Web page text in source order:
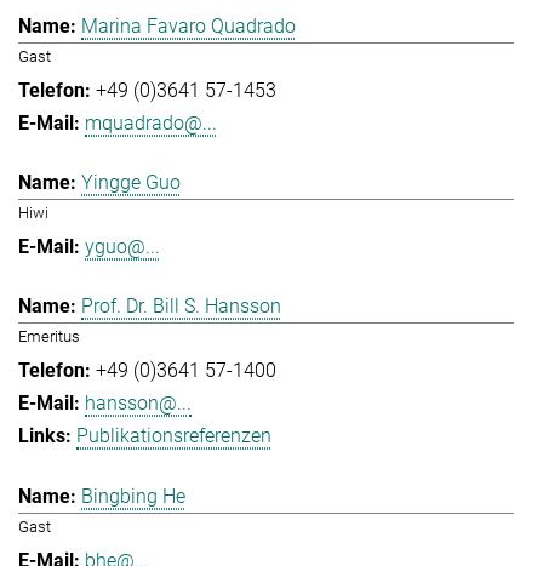
Marina Favaro Quadrado
Gast
+49 (0)3641 57-1453
mquadrado@...
Yingge Guo
Hiwi
yguo@...
Prof. Dr. Bill S. Hansson
Emeritus
+49 (0)3641 57-1400
hansson@...
Publikationsreferenzen
Bingbing He
Gast
bhe@...